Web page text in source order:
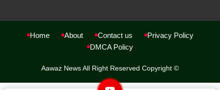
Aawaz News All Right Reserved Copyright ©
Home About Contact us
Privacy Policy
DMCA Policy